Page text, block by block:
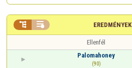
EREDMÉNYEK
 
Ellenfél
Palomahoney
(90)